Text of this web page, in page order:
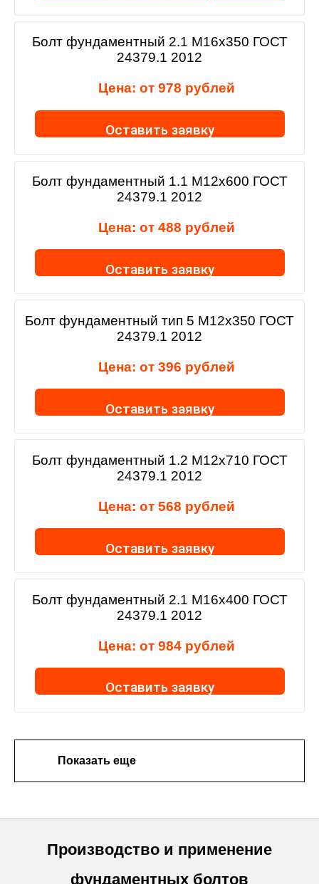
Болт фундаментный 2.1 М16х350 ГОСТ
24379.1 2012
Цена: от 978 рублей
Оставить заявку
Болт фундаментный 1.1 М12х600 ГОСТ
24379.1 2012
Цена: от 488 рублей
Оставить заявку
Болт фундаментный тип 5 М12х350 ГОСТ
24379.1 2012
Цена: от 396 рублей
Оставить заявку
Болт фундаментный 1.2 М12х710 ГОСТ
24379.1 2012
Цена: от 568 рублей
Оставить заявку
Болт фундаментный 2.1 М16х400 ГОСТ
24379.1 2012
Цена: от 984 рублей
Оставить заявку
Показать еще
Производство и применение
фундаментных болтов